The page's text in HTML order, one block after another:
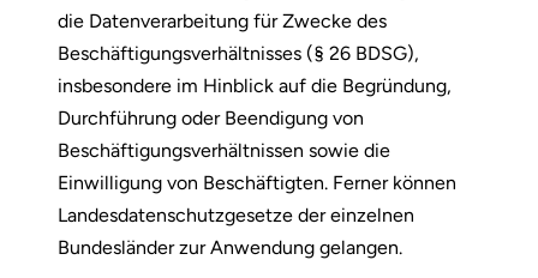
die Datenverarbeitung für Zwecke des
Beschäftigungsverhältnisses (§ 26 BDSG),
insbesondere im Hinblick auf die Begründung,
Durchführung oder Beendigung von
Beschäftigungsverhältnissen sowie die
Einwilligung von Beschäftigten. Ferner können
Landesdatenschutzgesetze der einzelnen
Bundesländer zur Anwendung gelangen.